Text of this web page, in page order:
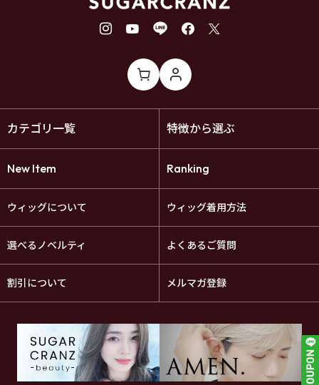
カテゴリ一覧 特徴から選ぶ
New Item Ranking
ウィッグについて ウィッグ着用方法
選べるノベルティ よくあるご質問
割引について メルマガ登録